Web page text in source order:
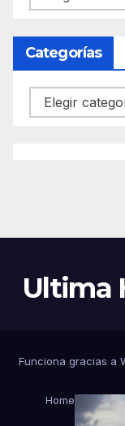
Categorías
Categorías
Ultima
Funciona gracias a
Home